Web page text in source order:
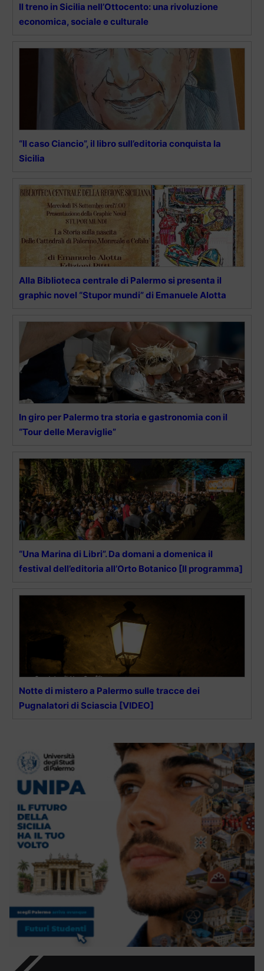
Il treno in Sicilia nell’Ottocento: una rivoluzione
economica, sociale e culturale
“Il caso Ciancio”, il libro sull’editoria conquista la
Sicilia
Alla Biblioteca centrale di Palermo si presenta il
graphic novel “Stupor mundi” di Emanuele Alotta
In giro per Palermo tra storia e gastronomia con il
“Tour delle Meraviglie”
“Una Marina di Libri”. Da domani a domenica il
festival dell’editoria all’Orto Botanico [Il programma]
Notte di mistero a Palermo sulle tracce dei
Pugnalatori di Sciascia [VIDEO]